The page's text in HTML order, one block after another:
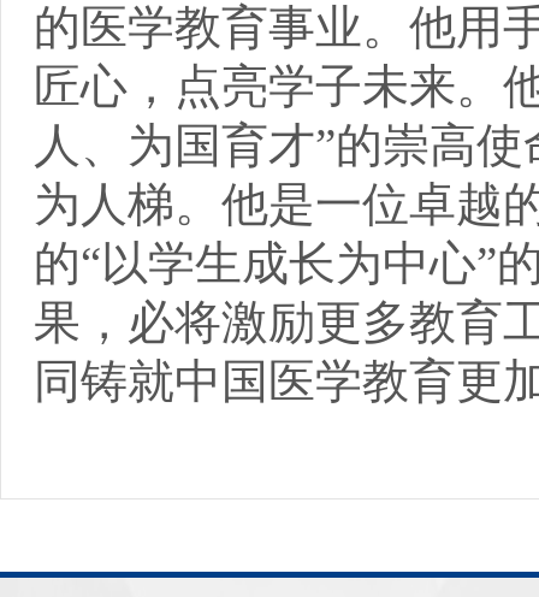
的医学教育事业。他用
匠心，点亮学子未来。
人、为国育才”的崇高
为人梯。他是一位卓越
的“以学生成长为中心”
果，必将激励更多教育
同铸就中国医学教育更